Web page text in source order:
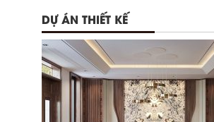
DỰ ÁN THIẾT KẾ